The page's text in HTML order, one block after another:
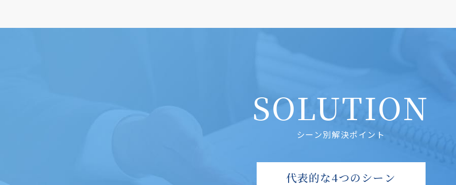
SOLUTION
シーン別解決ポイント
代表的な4つのシーン